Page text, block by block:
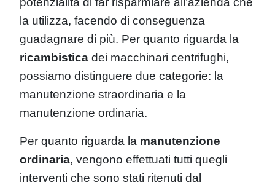
la utilizza, facendo di conseguenza
guadagnare di più. Per quanto riguarda la
ricambistica dei macchinari centrifughi,
possiamo distinguere due categorie: la
manutenzione straordinaria e la
manutenzione ordinaria.
Per quanto riguarda la manutenzione
ordinaria, vengono effettuati tutti quegli
interventi che sono stati ritenuti dal